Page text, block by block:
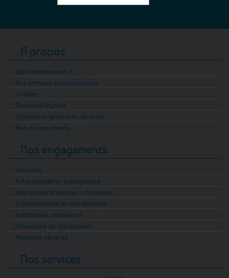
A propos
Qui sommes-nous ?
Nos artisans et producteurs
Cookies
Mentions légales
Conditions générales de vente
Avis de nos clients
Nos engagements
Livraison
Colis soignés et écologiques
Fabrication bretonne et française
Confidentialité de vos données
Satisfait ou remboursé
Formulaire de rétractation
Paiement sécurisé
Nos services